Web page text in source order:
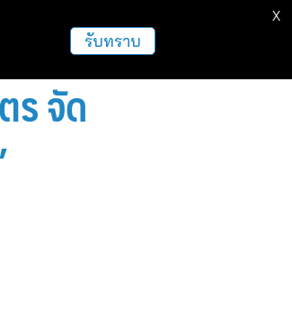
ฝากข่าวประชาสัมพันธ์
ร จัด
รับทราบ
X